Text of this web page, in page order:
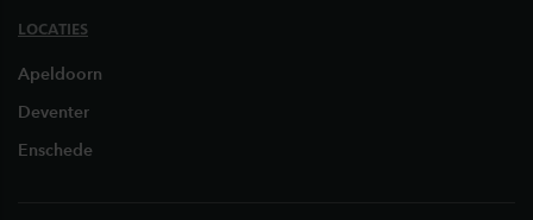
LOCATIES
Apeldoorn
Deventer
Enschede